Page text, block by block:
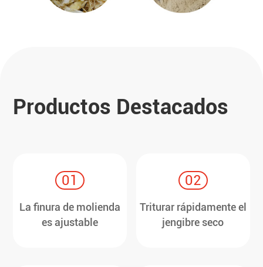
Productos Destacados
01
La finura de molienda
es ajustable
02
Triturar rápidamente el
jengibre seco